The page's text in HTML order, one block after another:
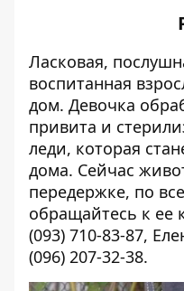
Ласковая,
воспитанная
дом. Девочка
привита и
леди, которая
дома. Сейчас
передержке, по
обращайтесь к ее
(093) 710-83-87,
(096) 207-32-38.